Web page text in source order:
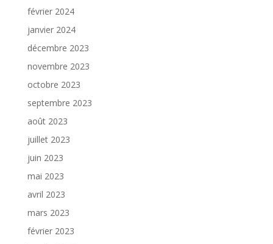
février 2024
janvier 2024
décembre 2023
novembre 2023
octobre 2023
septembre 2023
août 2023
juillet 2023
juin 2023
mai 2023
avril 2023
mars 2023
février 2023